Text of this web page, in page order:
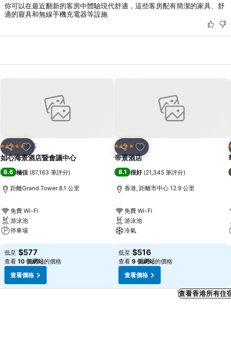
你可以在最近翻新的客房中體驗現代舒適，這些客房配有簡潔的家具、舒
適的寢具和無線手機充電器等設施
分享
放到收藏夾
5 星級 酒店
如心海景酒店暨會議中心
8.6 極佳 (87,163 筆評分)
距離Grand Tower 8.1 公里
免費 Wi-Fi
游泳池
停車場
查看價格
低至 $577
查看 10 個網站的價格
查看價格
分享
放到收藏夾
4 星級 酒店
帝景酒店
8.1 很好 (21,345 筆評分)
香港, 距離市中心 12.9 公里
免費 Wi-Fi
游泳池
冷氣
查看價格
低至 $516
查看 9 個網站的價格
查看價格
查看香港所有住